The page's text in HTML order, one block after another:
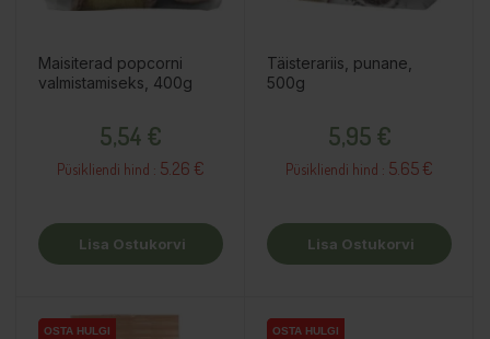
Maisiterad popcorni
valmistamiseks, 400g
5,54 €
Püsikliendi hind : 5.26 €
Lisa Ostukorvi
Täisterariis, punane,
500g
5,95 €
Püsikliendi hind : 5.65 €
Lisa Ostukorvi
OSTA HULGI
OSTA HULGI OSTA HULGI
OSTA HULGI